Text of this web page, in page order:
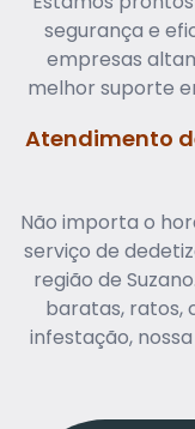
segurança e
empresas
melhor suporte
Atendimento
Não importa o
serviço de
região de
baratas, ratos,
infestação,